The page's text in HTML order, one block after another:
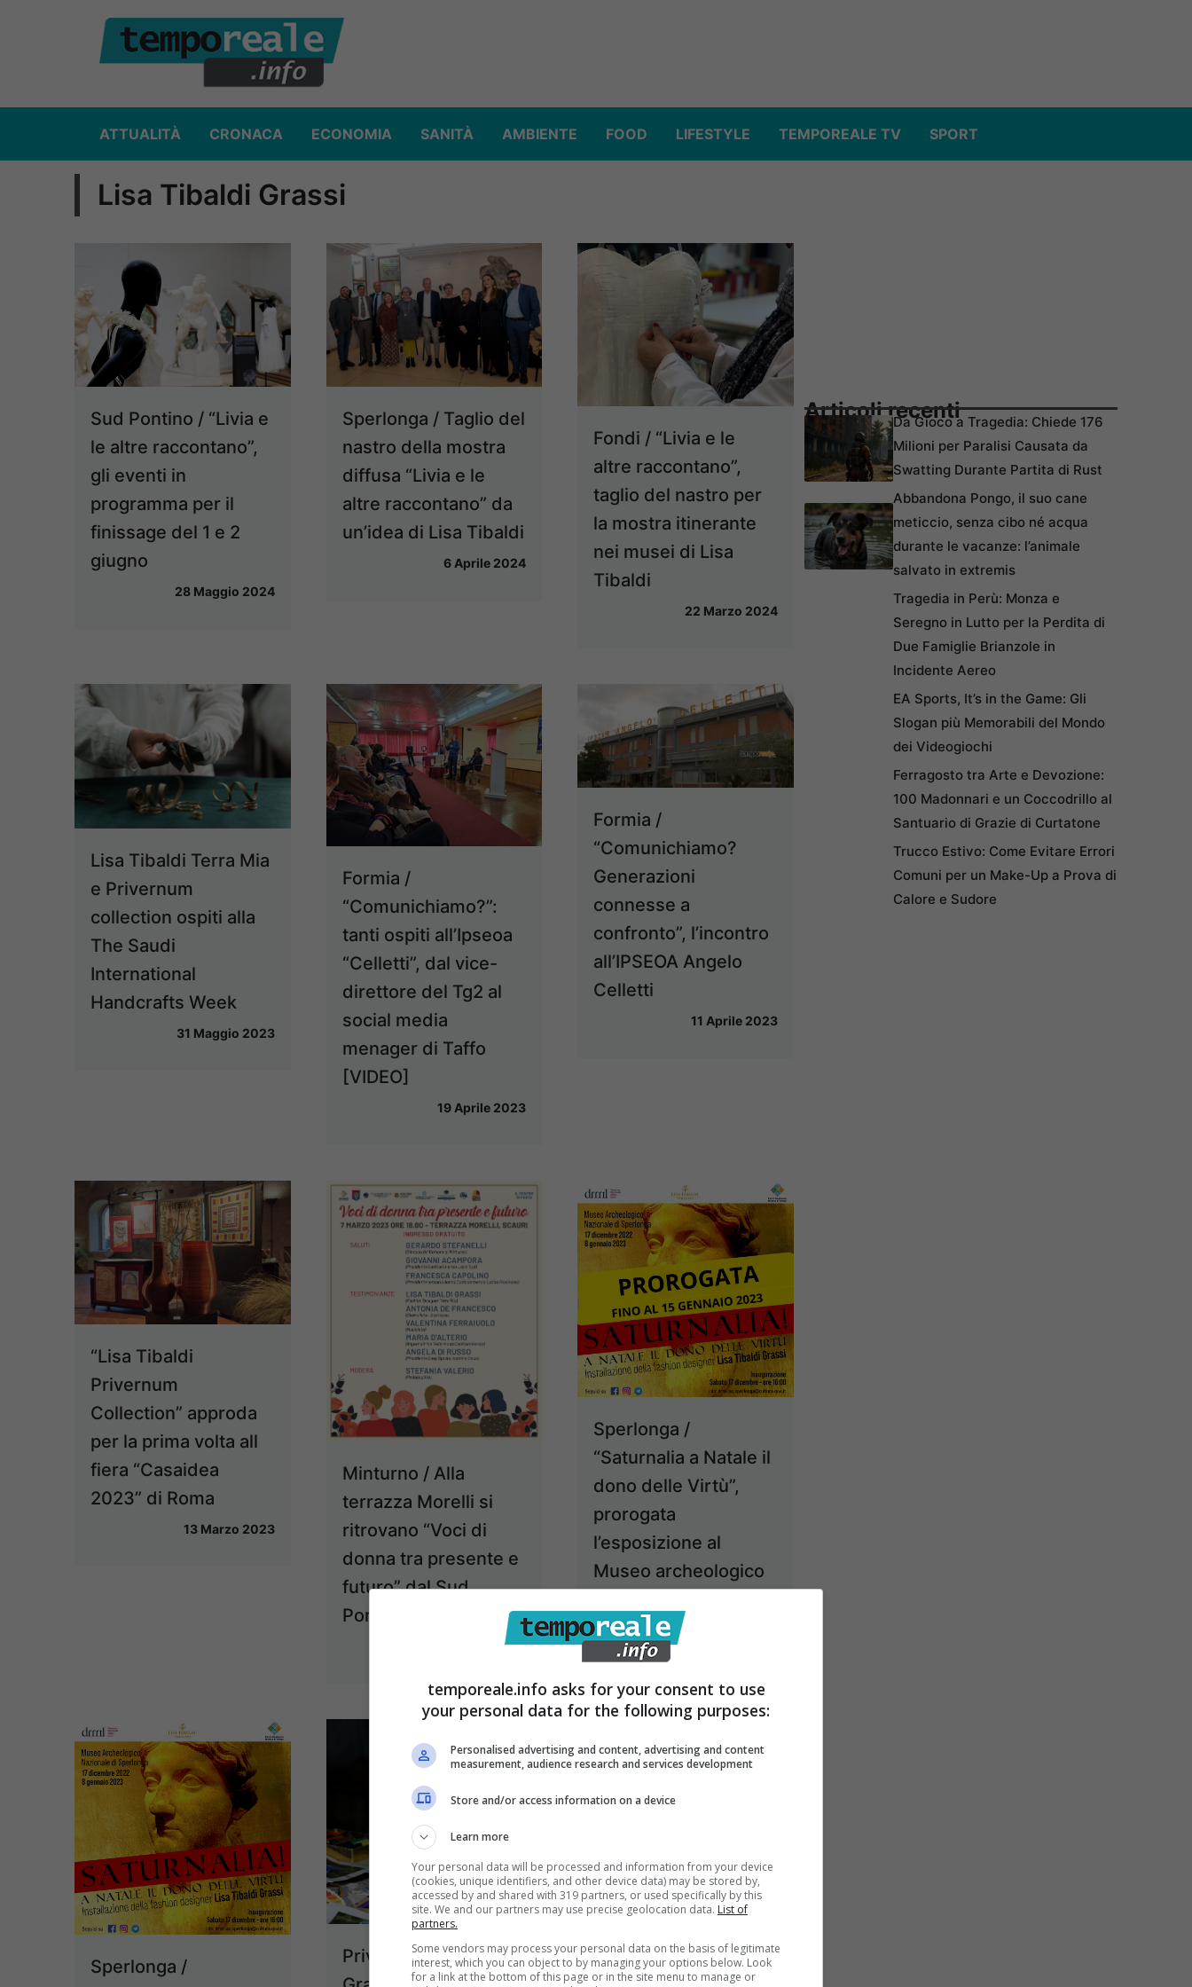
ATTUALITÀ CRONACA ECONOMIA SANITÀ AMBIENTE FOOD LIFESTYLE TEMPOREALE TV SPORT
Lisa Tibaldi Grassi
Sud Pontino / “Livia e
le altre raccontano”,
gli eventi in
programma per il
finissage del 1 e 2
giugno
28 Maggio 2024
Sperlonga / Taglio del
nastro della mostra
diffusa “Livia e le
altre raccontano” da
un’idea di Lisa Tibaldi
6 Aprile 2024
Fondi / “Livia e le
altre raccontano”,
taglio del nastro per
la mostra itinerante
nei musei di Lisa
Tibaldi
22 Marzo 2024
Lisa Tibaldi Terra Mia
e Privernum
collection ospiti alla
The Saudi
International
Handcrafts Week
31 Maggio 2023
Formia /
“Comunichiamo?”:
tanti ospiti all’Ipseoa
“Celletti”, dal vice-
direttore del Tg2 al
social media
menager di Taffo
[VIDEO]
19 Aprile 2023
Formia /
“Comunichiamo?
Generazioni
connesse a
confronto”, l’incontro
all’IPSEOA Angelo
Celletti
11 Aprile 2023
“Lisa Tibaldi
Privernum
Collection” approda
per la prima volta all
fiera “Casaidea
2023” di Roma
13 Marzo 2023
Minturno / Alla
terrazza Morelli si
ritrovano “Voci di
donna tra presente e
futuro” dal Sud
Pontino
6 Marzo 2023
Sperlonga /
“Saturnalia a Natale il
dono delle Virtù”,
prorogata
l’esposizione al
Museo archeologico
Sperlonga /
Priverno / Lisa Tibaldi
Sud Pontino / Lisa
Articoli recentiDa Gioco a Tragedia: Chiede 176
Milioni per Paralisi Causata da
Swatting Durante Partita di Rust
Abbandona Pongo, il suo cane
meticcio, senza cibo né acqua
durante le vacanze: l’animale
salvato in extremis
Tragedia in Perù: Monza e
Seregno in Lutto per la Perdita di
Due Famiglie Brianzole in
Incidente Aereo
EA Sports, It’s in the Game: Gli
Slogan più Memorabili del Mondo
dei Videogiochi
Ferragosto tra Arte e Devozione:
100 Madonnari e un Coccodrillo al
Santuario di Grazie di Curtatone
Trucco Estivo: Come Evitare Errori
Comuni per un Make-Up a Prova di
Calore e Sudore
temporeale.info asks for your consent to use
your personal data for the following purposes:
Personalised advertising and content, advertising and content
measurement, audience research and services development
Store and/or access information on a device
Learn more
Your personal data will be processed and information from your device
(cookies, unique identifiers, and other device data) may be stored by,
accessed by and shared with 319 partners, or used specifically by this
site. We and our partners may use precise geolocation data. List of
partners.
Some vendors may process your personal data on the basis of legitimate
interest, which you can object to by managing your options below. Look
for a link at the bottom of this page or in the site menu to manage or